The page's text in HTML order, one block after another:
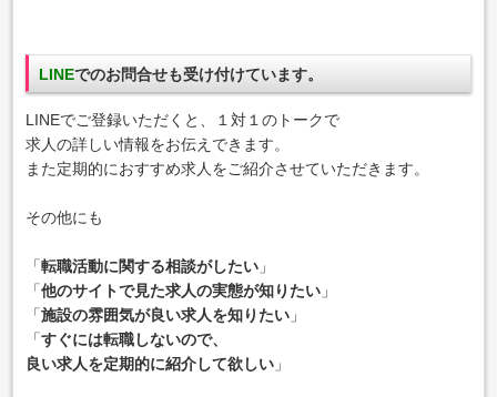
LINEでのお問合せも受け付けています。
LINEでご登録いただくと、１対１のトークで
求人の詳しい情報をお伝えできます。
また定期的におすすめ求人をご紹介させていただきます。
その他にも
「転職活動に関する相談がしたい 」
「他のサイトで見た求人の実態が知りたい 」
「施設の雰囲気が良い求人を知りたい 」
「すぐには転職しないので、
良い求人を定期的に紹介して欲しい 」